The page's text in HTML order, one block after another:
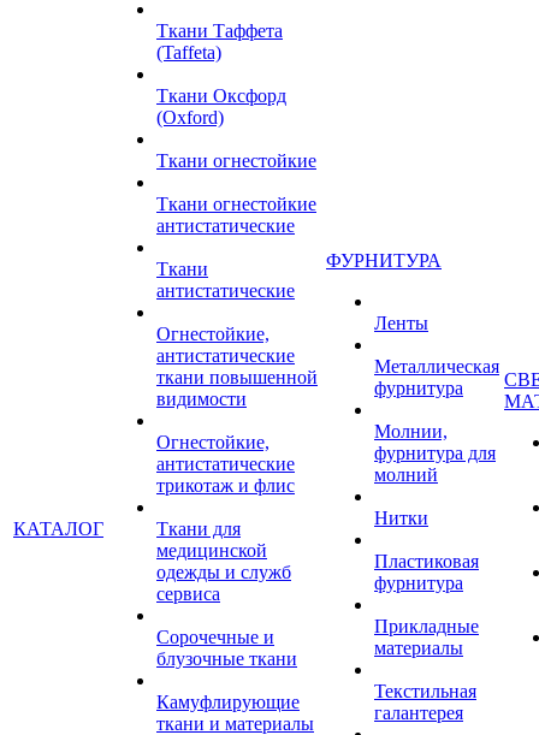
КАТАЛОГ
Ткани Таффета
(Taffeta)
Ткани Оксфорд
(Oxford)
Ткани огнестойкие
Ткани огнестойкие
антистатические
Ткани
антистатические
Огнестойкие,
антистатические
ткани повышенной
видимости
Огнестойкие,
антистатические
трикотаж и флис
Ткани для
медицинской
одежды и служб
сервиса
Сорочечные и
блузочные ткани
Камуфлирующие
ткани и материалы
ФУРНИТУРА
Ленты
Металлическая
фурнитура
Молнии,
фурнитура для
молний
Нитки
Пластиковая
фурнитура
Прикладные
материалы
Текстильная
галантерея